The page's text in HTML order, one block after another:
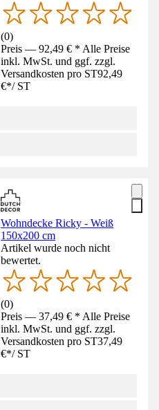
(0)
Preis — 92,49 € * Alle Preise
inkl. MwSt. und ggf. zzgl.
Versandkosten pro ST92,49
€*/ ST
Wohndecke Ricky - Weiß
150x200 cm
Artikel wurde noch nicht
bewertet.
(0)
Preis — 37,49 € * Alle Preise
inkl. MwSt. und ggf. zzgl.
Versandkosten pro ST37,49
€*/ ST